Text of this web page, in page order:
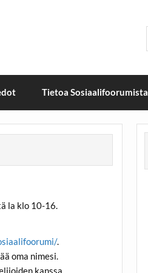
Tietoa Sosiaalifoorumista
la klo 10-16.
.
oma nimesi.
kanssa